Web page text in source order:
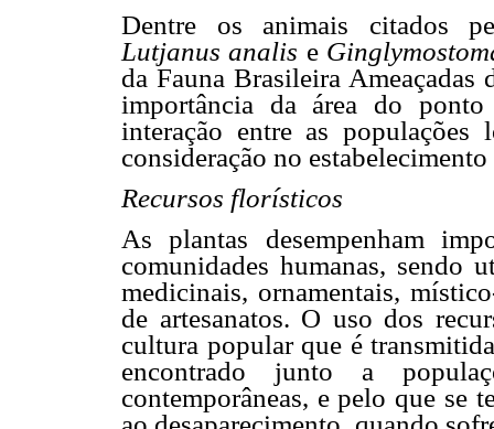
Dentre os animais citados
Lutjanus analis e
da Fauna Brasileira
importância da área do
interação entre as
consideração no
Recursos florísticos
As plantas desempenham
comunidades humanas, sendo
medicinais, ornamentais,
de artesanatos. O uso dos
cultura popular que é
encontrado junto a
contemporâneas, e pelo que se